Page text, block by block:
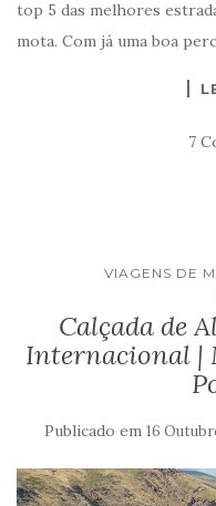
top 5 das melhores
mota. Com já uma boa
7
VIAGENS DE
Calçada de
Internacional |
Publicado em 16